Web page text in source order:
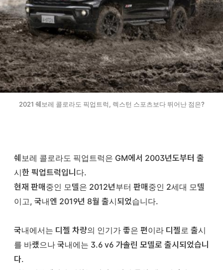
2021 쉐보레 콜로라도 픽업트럭, 렉스턴 스포츠보다 뛰어난 점은?
쉐보레 콜로라도 픽업트럭은 GM에서 2003년도부터 출
시한 픽업트럭입니다.
현재 판매중인 모델은 2012년부터 판매중인 2세대 모델
이고, 국내엔 2019년 8월 출시되었습니다.
국내에서는 디젤 차량의 인기가 좋은 편이라 디젤로 출시
를 바랬으나 국내에는 3.6 v6 가솔린 모델로 출시되었습니
다.